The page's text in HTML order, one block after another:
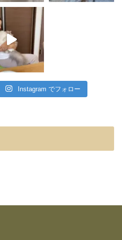
Instagram でフォロー